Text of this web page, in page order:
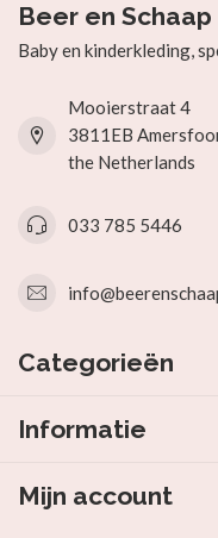
Beer en Schaap
Baby en kinderkleding,
Mooierstraat 4
3811EB
the Netherlands
033 785 5446
Categorieën
Informatie
Mijn account